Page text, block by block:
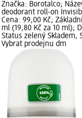
Značka: Borotalco;
deodorant roll-on
Cena: 99,00 Kč;
ml (19,80 Kč za 10 ml);
Status zelený Skladem,
Vybrat prodejnu dm